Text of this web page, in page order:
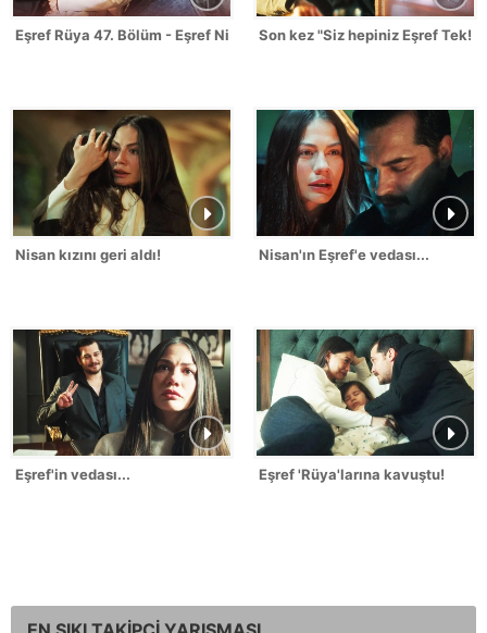
Eşref Rüya 47. Bölüm - Eşref Nisan SahneleriSon kez "Siz hepiniz Eşref Tek!"
Nisan kızını geri aldı! Nisan'ın Eşref'e vedası...
Eşref'in vedası... Eşref 'Rüya'larına kavuştu!